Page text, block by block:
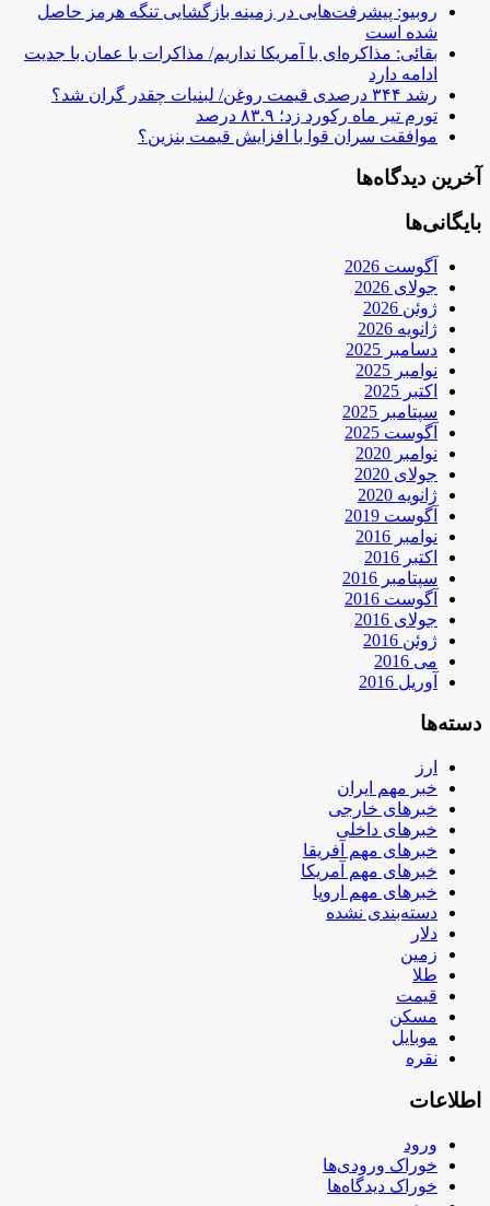
روبیو: پیشرفت‌هایی در زمینه بازگشایی تنگه هرمز حاصل
شده است
بقائی: مذاکره‌ای با آمریکا نداریم/ مذاکرات با عمان با جدیت
ادامه دارد
رشد ۳۴۴ درصدی قیمت روغن/ لبنیات چقدر گران شد؟
تورم تیر ماه رکورد زد؛ ۸۳.۹ درصد
موافقت سران قوا با افزایش قیمت بنزین؟
آخرین دیدگاه‌ها
بایگانی‌ها
آگوست 2026
جولای 2026
ژوئن 2026
ژانویه 2026
دسامبر 2025
نوامبر 2025
اکتبر 2025
سپتامبر 2025
آگوست 2025
نوامبر 2020
جولای 2020
ژانویه 2020
آگوست 2019
نوامبر 2016
اکتبر 2016
سپتامبر 2016
آگوست 2016
جولای 2016
ژوئن 2016
می 2016
آوریل 2016
دسته‌ها
ارز
خبر مهم ایران
خبرهای خارجی
خبرهای داخلی
خبرهای مهم آفریقا
خبرهای مهم آمریکا
خبرهای مهم اروپا
دسته‌بندی نشده
دلار
زمین
طلا
قیمت
مسکن
موبایل
نقره
اطلاعات
ورود
خوراک ورودی‌ها
خوراک دیدگاه‌ها